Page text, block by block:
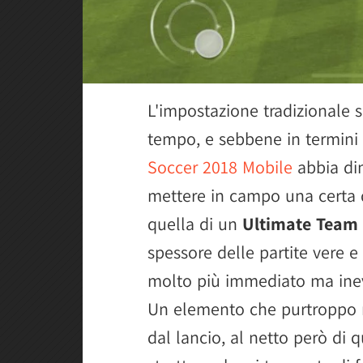
L'impostazione tradizionale
tempo, e sebbene in
Soccer 2018 Mobile abbia
mettere in campo una
quella di un Ultimate Team
spessore delle partite vere
molto più immediato ma
Un elemento che
dal lancio, al netto però di